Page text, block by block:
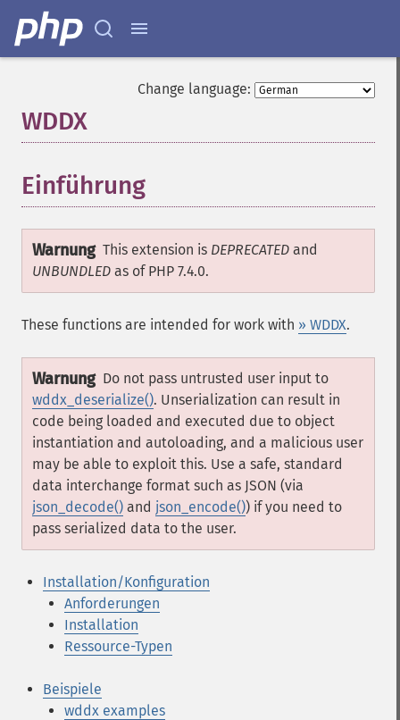
Change language:
WDDX
Einführung
Warnung This extension is DEPRECATED and
UNBUNDLED as of PHP 7.4.0.
These functions are intended for work with » WDDX.
Warnung Do not pass untrusted user input to
wddx_deserialize(). Unserialization can result in
code being loaded and executed due to object
instantiation and autoloading, and a malicious user
may be able to exploit this. Use a safe, standard
data interchange format such as JSON (via
json_decode() and json_encode()) if you need to
pass serialized data to the user.
Installation/Konfiguration
Anforderungen
Installation
Ressource-Typen
Beispiele
wddx examples